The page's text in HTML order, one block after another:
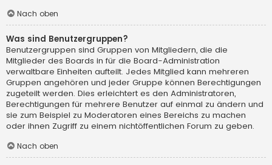
Nach oben
Was sind Benutzergruppen?
Benutzergruppen sind Gruppen von Mitgliedern, die die
Mitglieder des Boards in für die Board-Administration
verwaltbare Einheiten aufteilt. Jedes Mitglied kann mehreren
Gruppen angehören und jeder Gruppe können Berechtigungen
zugeteilt werden. Dies erleichtert es den Administratoren,
Berechtigungen für mehrere Benutzer auf einmal zu ändern und
sie zum Beispiel zu Moderatoren eines Bereichs zu machen
oder ihnen Zugriff zu einem nichtöffentlichen Forum zu geben.
Nach oben